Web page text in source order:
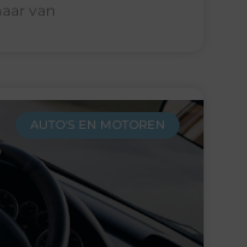
van
AUTO'S EN MOTOREN